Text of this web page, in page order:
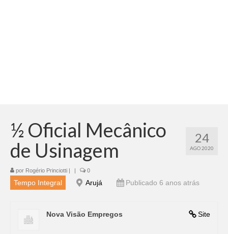
24
AGO 2020
½ Oficial Mecânico
de Usinagem
por Rogério Princiotti | | 0
Tempo Integral Arujá Publicado 6 anos atrás
Site
Nova Visão Empregos